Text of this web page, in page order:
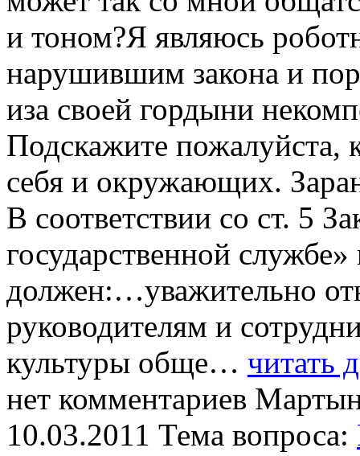
и тоном?Я являюсь
нарушившим закона и
иза своей гордыни
Подскажите пожалуйста,
себя и окружающих.
В соответствии со ст. 5
государственной
должен:…уважительно
руководителям и
культуры обще… читать
нет комментариев
10.03.2011 Тема вопроса: